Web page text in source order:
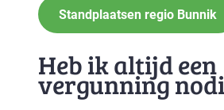
Standplaatsen regio Bunnik
Heb ik altijd een
vergunning